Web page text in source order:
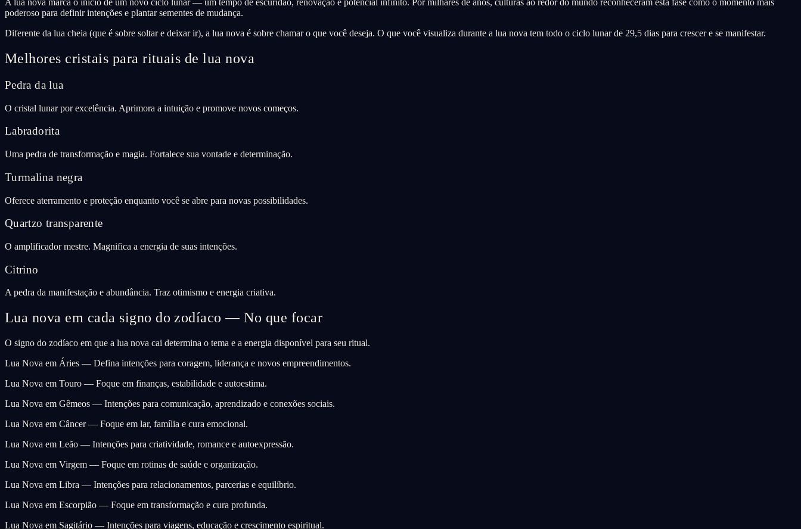
A lua nova marca o início de um novo ciclo lunar — um tempo de escuridão, renovação e potencial infinito. Por milhares de anos, culturas ao redor do mundo reconheceram esta fase como o momento mais
poderoso para definir intenções e plantar sementes de mudança.
Diferente da lua cheia (que é sobre soltar e deixar ir), a lua nova é sobre chamar o que você deseja. O que você visualiza durante a lua nova tem todo o ciclo lunar de 29,5 dias para crescer e se manifestar.
Melhores cristais para rituais de lua nova
Pedra da lua
O cristal lunar por excelência. Aprimora a intuição e promove novos começos.
Labradorita
Uma pedra de transformação e magia. Fortalece sua vontade e determinação.
Turmalina negra
Oferece aterramento e proteção enquanto você se abre para novas possibilidades.
Quartzo transparente
O amplificador mestre. Magnifica a energia de suas intenções.
Citrino
A pedra da manifestação e abundância. Traz otimismo e energia criativa.
Lua nova em cada signo do zodíaco — No que focar
O signo do zodíaco em que a lua nova cai determina o tema e a energia disponível para seu ritual.
Lua Nova em Áries — Defina intenções para coragem, liderança e novos empreendimentos.
Lua Nova em Touro — Foque em finanças, estabilidade e autoestima.
Lua Nova em Gêmeos — Intenções para comunicação, aprendizado e conexões sociais.
Lua Nova em Câncer — Foque em lar, família e cura emocional.
Lua Nova em Leão — Intenções para criatividade, romance e autoexpressão.
Lua Nova em Virgem — Foque em rotinas de saúde e organização.
Lua Nova em Libra — Intenções para relacionamentos, parcerias e equilíbrio.
Lua Nova em Escorpião — Foque em transformação e cura profunda.
Lua Nova em Sagitário — Intenções para viagens, educação e crescimento espiritual.